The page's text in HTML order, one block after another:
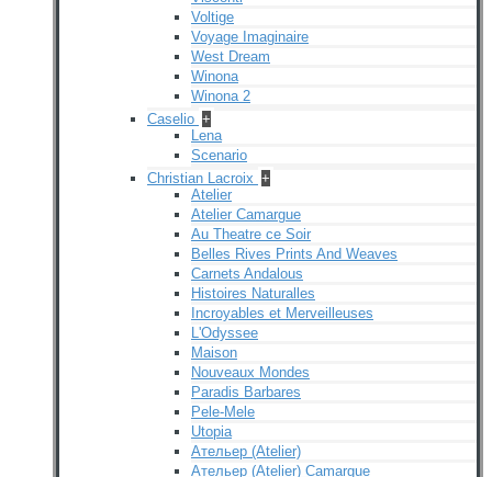
Voltige
Voyage Imaginaire
West Dream
Winona
Winona 2
Caselio +
Lena
Scenario
Christian Lacroix +
Atelier
Atelier Camargue
Au Theatre ce Soir
Belles Rives Prints And Weaves
Carnets Andalous
Histoires Naturalles
Incroyables et Merveilleuses
L'Odyssee
Maison
Nouveaux Mondes
Paradis Barbares
Pele-Mele
Utopia
Ательер (Atelier)
Ательер (Atelier) Camargue